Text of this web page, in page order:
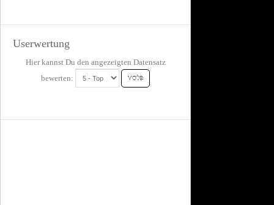
Userwertung
Hier kannst Du den angezeigten Datensatz
bewerten: